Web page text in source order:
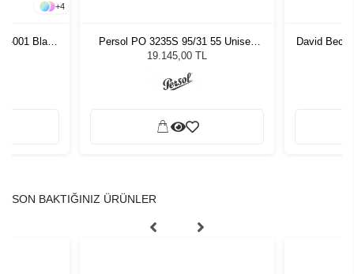
+4
001 Black
Persol PO 3235S 95/31 55 Unisex
Güneş Gözlüğü
19.145,00 TL
David
SON BAKTIĞINIZ ÜRÜNLER